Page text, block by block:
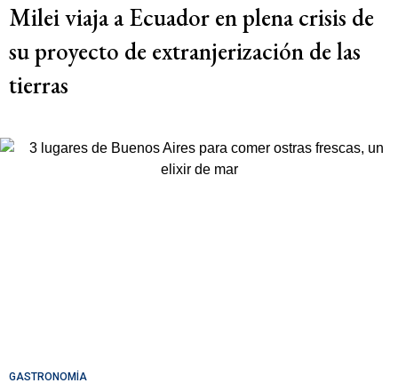
Milei viaja a Ecuador en plena crisis de
su proyecto de extranjerización de las
tierras
GASTRONOMÍA